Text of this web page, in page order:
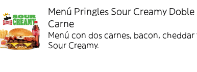
Menú Pringles Sour Creamy Doble
Carne
Menú con dos carnes, bacon, cheddar
Sour Creamy.